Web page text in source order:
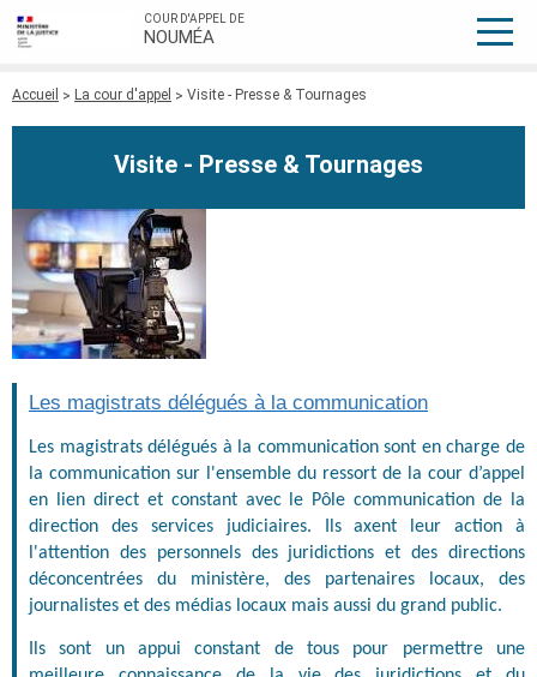
COUR D'APPEL DE
NOUMÉA
Fil
Accueil La cour d'appel Visite - Presse & Tournages
Visite - Presse & Tournages
Les magistrats délégués à la communication
Les magistrats délégués à la communication sont en charge de
la communication sur l'ensemble du ressort de la cour d’appel
en lien direct et constant avec le Pôle communication de la
direction des services judiciaires. Ils axent leur action à
l'attention des personnels des juridictions et des directions
déconcentrées du ministère, des partenaires locaux, des
journalistes et des médias locaux mais aussi du grand public.
Ils sont un appui constant de tous pour permettre une